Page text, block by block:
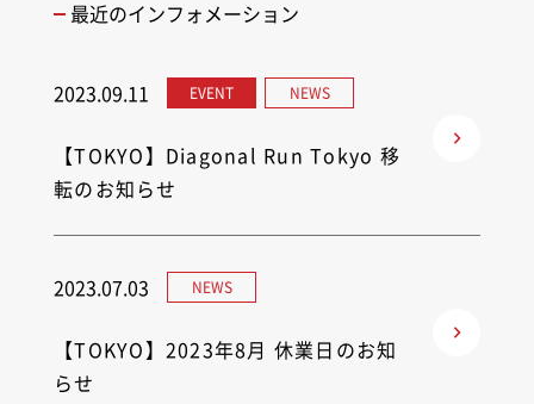
最近のインフォメーション
2023.09.11 EVENT NEWS
【TOKYO】Diagonal Run Tokyo 移
転のお知らせ
2023.07.03 NEWS
【TOKYO】2023年8月 休業日のお知
らせ